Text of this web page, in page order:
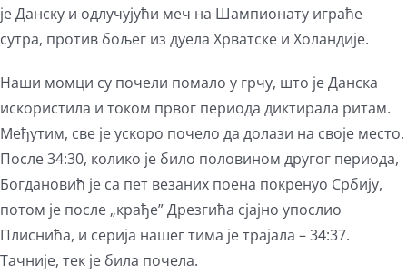
је Данску и одлучујући меч на Шампионату играће
сутра, против бољег из дуела Хрватске и Холандије.
Наши момци су почели помало у грчу, што је Данска
искористила и током првог периода диктирала ритам.
Међутим, све је ускоро почело да долази на своје место.
После 34:30, колико је било половином другог периода,
Богдановић је са пет везаних поена покренуо Србију,
потом је после „крађе” Дрезгића сјајно упослио
Плиснића, и серија нашег тима је трајала – 34:37.
Тачније, тек је била почела.